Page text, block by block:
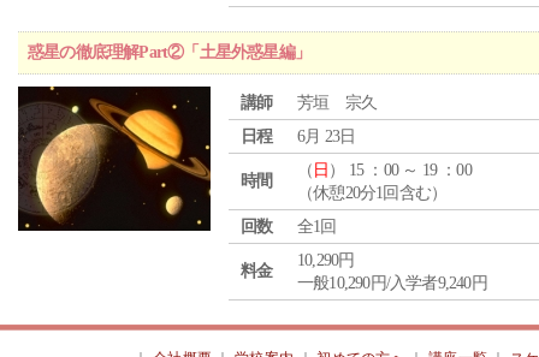
惑星の徹底理解Part②「土星外惑星編」
講師
芳垣 宗久
日程
6月 23日
時間
（ 日 ） 15 ：00 ～ 19 ：00
（休憩20分1回含む）
回数
全1回
料金
10,290円
一般10,290円/入学者9,240円